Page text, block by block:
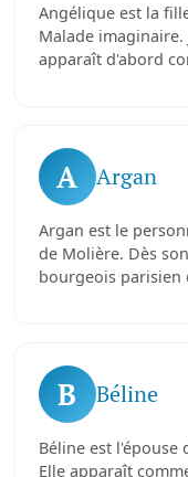
Angélique est la
Malade imaginaire.
apparaît d'abord
A Argan
Argan est le
de Molière. Dès
bourgeois parisien
B Béline
Béline est l'épouse
Elle apparaît